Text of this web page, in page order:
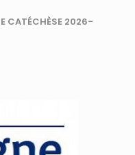
CATÉCHÈSE 2026-